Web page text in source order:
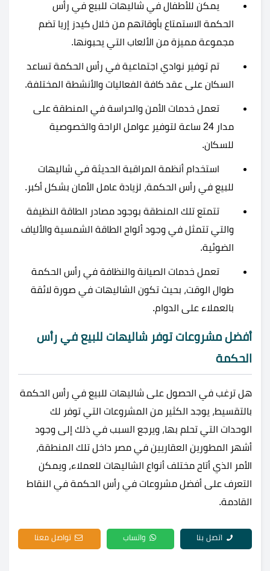
يمكن للأطفال في شاليهات للبيع في رأس
الحكمة الاستمتاع بأوقاتهم من خلال كيدز إريا تضم
مجموعة مميزة من الألعاب التي يحبونها.
تم توفير نوادي اجتماعية في رأس الحكمة تساعد
السكان على عقد كافة الفعاليات والأنشطة المختلفة.
تعمل خدمات الأمن والحراسة في المنطقة على
مدار 24 ساعة لتوفير عوامل الراحة والخصوصية
للسكان.
استخدام أنظمة المراقبة الحديثة في شاليهات
للبيع في رأس الحكمة، لزيادة عامل الأمان بشكل أكبر.
تتمتع تلك المنطقة بوجود مصادر الطاقة النظيفة
والتي تتمثل في وجود ألواح الطاقة الشمسية والألياف
الضوئية.
تعمل خدمات الصيانة والنظافة في رأس الحكمة
طوال الوقت، بحيث تكون الشاليهات في صورة لائقة
بالعملاء على الدوام.
أفضل مشروعات توفر شاليهات للبيع في رأس
الحكمة
هل ترغب في الحصول على شاليهات للبيع في رأس الحكمة
بالتقسيط، يوجد الكثير من المشروعات التي توفر لك
الوحدات التي تحلم بها، ويرجع السبب في ذلك إلى وجود
أشهر المطورين العقاريين في مصر داخل تلك المنطقة،
الأمر الذي أتاح مختلف أنواع الشاليهات للعملاء، ويمكن
التعرف على أفضل مشروعات في رأس الحكمة في النقاط
القادمة.
اتصل بنا واتساب تواصل معنا